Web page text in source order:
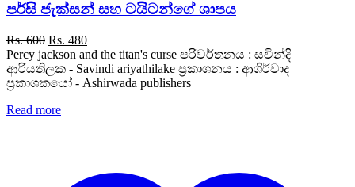
පර්සි ජැක්සන් සහ ටයිටන්ගේ ශාපය
Rs.600 Original
price
was:
Rs. 600.
Rs. 480Current
price
is:
Rs. 480.
Percy jackson and the titan's curse පරිවර්තනය : සවින්දි
ආරියතිලක - Savindi ariyathilake ප්‍රකාශනය : ආශිර්වාද
ප්‍රකාශකයෝ - Ashirwada publishers
Read more